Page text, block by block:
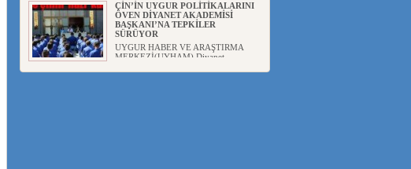
ÇİN’İN UYGUR POLİTİKALARINI
ÖVEN DİYANET AKADEMİSİ
BAŞKANI’NA TEPKİLER
SÜRÜYOR
UYGUR HABER VE ARAŞTIRMA
MERKEZİ(UYHAM) Diyanet
MHP’DEN URUMÇİ KATLİAMI